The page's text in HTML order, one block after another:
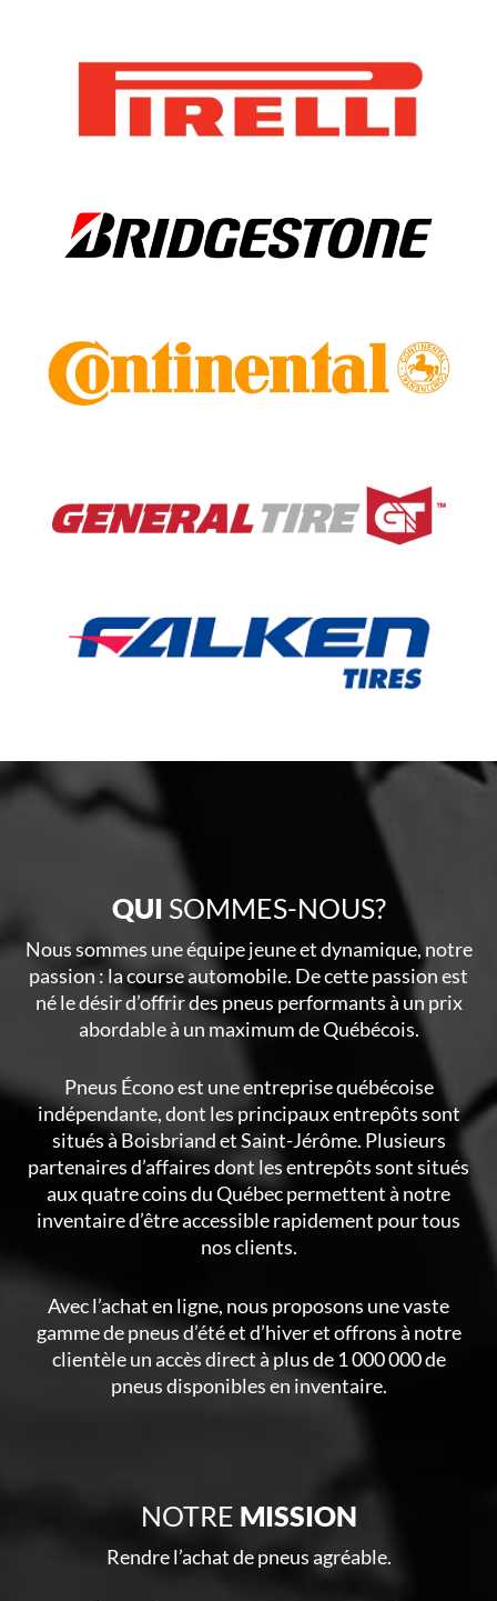
QUI SOMMES-NOUS?
Nous sommes une équipe jeune et dynamique, notre
passion : la course automobile. De cette passion est
né le désir d’offrir des pneus performants à un prix
abordable à un maximum de Québécois.
Pneus Écono est une entreprise québécoise
indépendante, dont les principaux entrepôts sont
situés à Boisbriand et Saint-Jérôme. Plusieurs
partenaires d’affaires dont les entrepôts sont situés
aux quatre coins du Québec permettent à notre
inventaire d’être accessible rapidement pour tous
nos clients.
Avec l’achat en ligne, nous proposons une vaste
gamme de pneus d’été et d’hiver et offrons à notre
clientèle un accès direct à plus de 1 000 000 de
pneus disponibles en inventaire.
NOTRE MISSION
Rendre l’achat de pneus agréable.